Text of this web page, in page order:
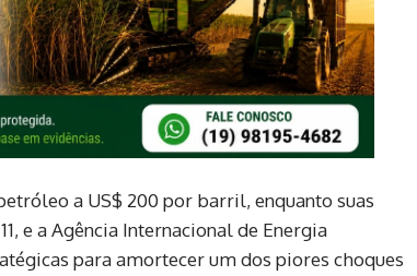
a US$ 200 por barril, enquanto suas
e a Agência Internacional de Energia
para amortecer um dos piores choques